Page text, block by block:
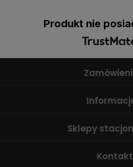
Produkt nie
Sklepy
Kontakt